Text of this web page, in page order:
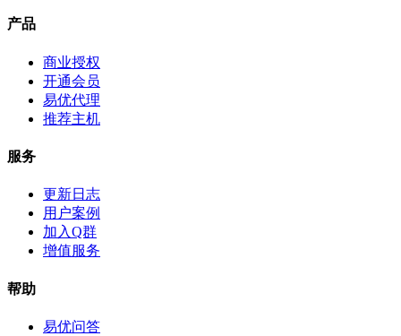
产品
商业授权
开通会员
易优代理
推荐主机
服务
更新日志
用户案例
加入Q群
增值服务
帮助
易优问答